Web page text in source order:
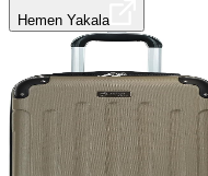
Hemen Yakala